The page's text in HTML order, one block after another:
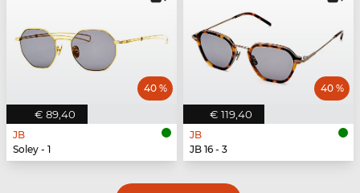
€ 89,40
40 %
JB
Soley - 1
€ 119,40
40 %
JB
JB 16 - 3